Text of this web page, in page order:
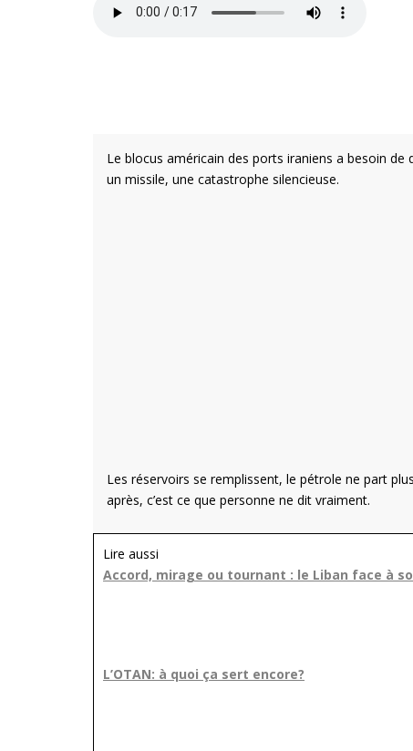
Le blocus américain des ports iraniens a besoin
un missile, une catastrophe silencieuse.
Les réservoirs se remplissent, le pétrole ne part
après, c’est ce que personne ne dit vraiment.
Lire aussi
Accord, mirage ou tournant : le Liban face à
L’OTAN: à quoi ça sert encore?